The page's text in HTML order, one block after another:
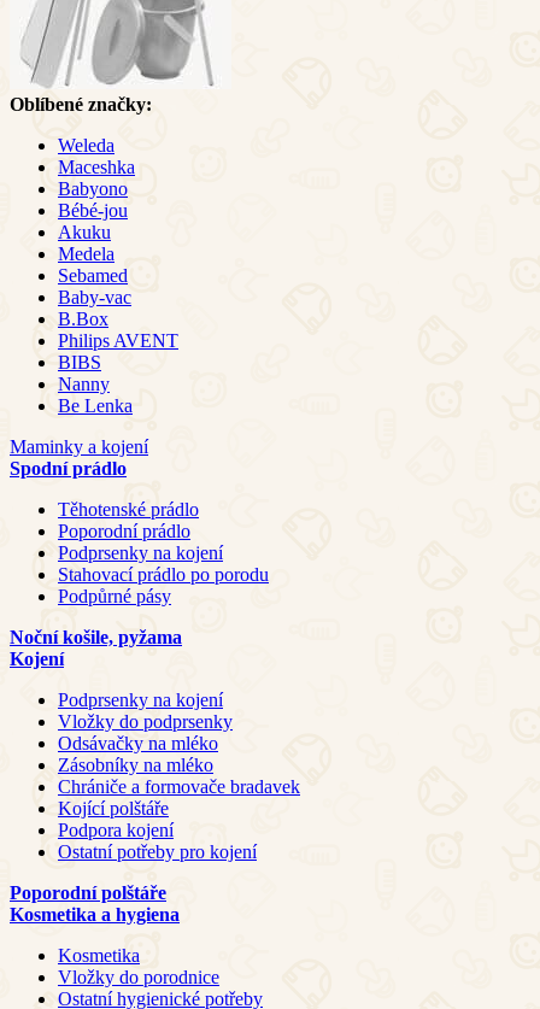
Oblíbené značky:
Weleda
Maceshka
Babyono
Bébé-jou
Akuku
Medela
Sebamed
Baby-vac
B.Box
Philips AVENT
BIBS
Nanny
Be Lenka
Maminky a kojení
Spodní prádlo
Těhotenské prádlo
Poporodní prádlo
Podprsenky na kojení
Stahovací prádlo po porodu
Podpůrné pásy
Noční košile, pyžama
Kojení
Podprsenky na kojení
Vložky do podprsenky
Odsávačky na mléko
Zásobníky na mléko
Chrániče a formovače bradavek
Kojící polštáře
Podpora kojení
Ostatní potřeby pro kojení
Poporodní polštáře
Kosmetika a hygiena
Kosmetika
Vložky do porodnice
Ostatní hygienické potřeby